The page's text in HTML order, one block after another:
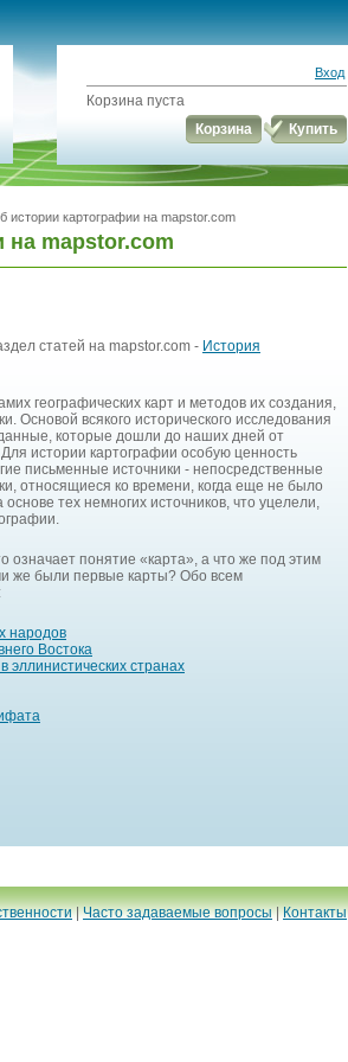
Вход
Корзина пуста
Корзина
Купить
истории картографии на mapstor.com
на mapstor.com
статей на mapstor.com - История
географических карт и методов их создания,
Основой всякого исторического исследования
которые дошли до наших дней от
истории картографии особую ценность
письменные источники - непосредственные
относящиеся ко времени, когда еще не было
тех немногих источников, что уцелели,
понятие «карта», а что же под этим
же были первые карты? Обо всем
народов
Востока
эллинистических странах
|Часто задаваемые вопросы|Контакты